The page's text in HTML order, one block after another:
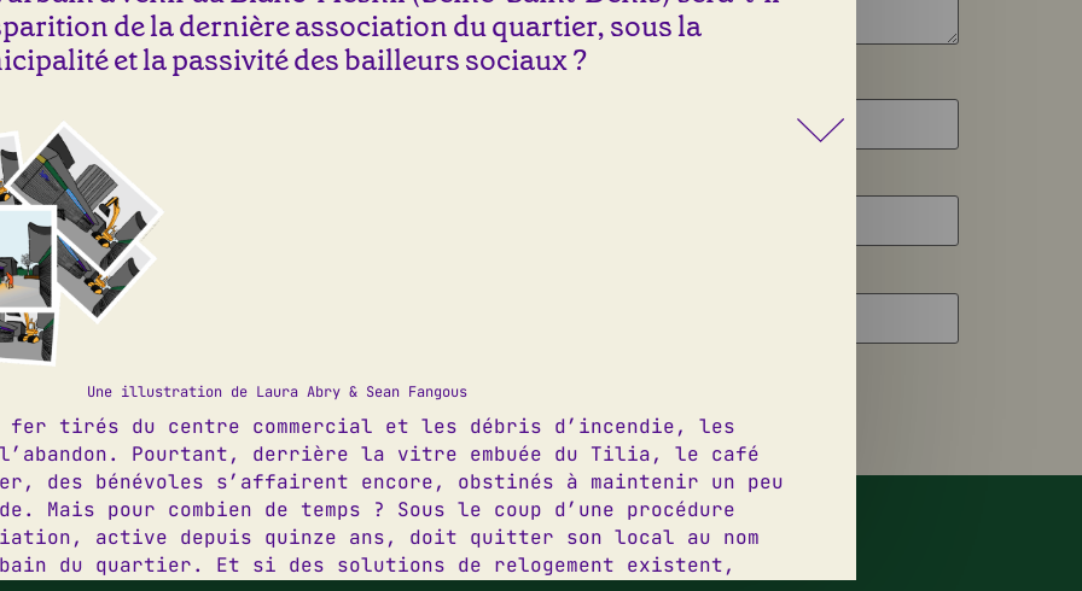
dans le navigateur pour mon prochain commentaire.
82 15
06 62 14 95 41
| Facebook
Design graphique: Jeanne Triboul
Développement web: Thomas Virzi
de la dernière association du quartier, sous la
et la passivité des bailleurs sociaux ?
Une illustration de Laura Abry & Sean Fangous
fer tirés du centre commercial et les débris d’incendie, les
Pourtant, derrière la vitre embuée du Tilia, le café
des bénévoles s’affairent encore, obstinés à maintenir un peu
Mais pour combien de temps ? Sous le coup d’une procédure
active depuis quinze ans, doit quitter son local au nom
du quartier. Et si des solutions de relogement existent,